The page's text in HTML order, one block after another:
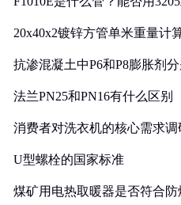
20x40x2镀锌方管单米重量计
抗渗混凝土中P6和P8膨胀剂
法兰PN25和PN16有什么区别
消费者对洗衣机的核心需求调
U型螺栓的国家标准
煤矿用电热取暖器是否符合